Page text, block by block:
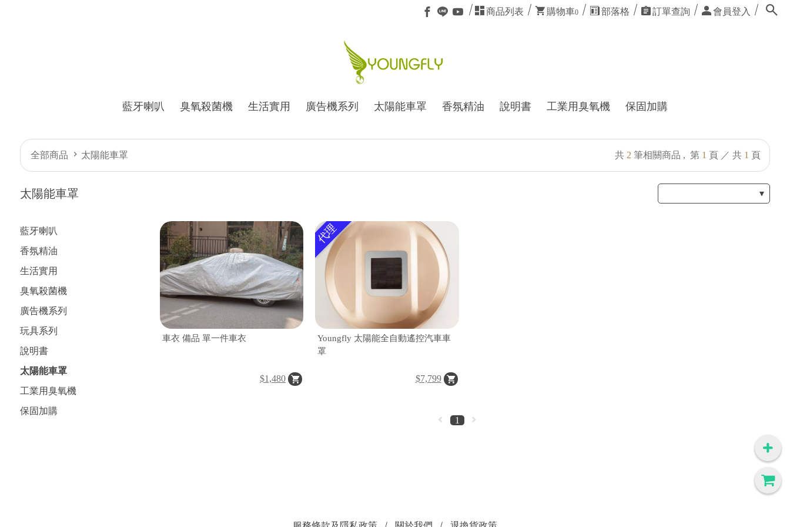
商品列表 購物車0 部落格 訂單查詢 會員登入
藍牙喇叭 臭氧殺菌機 生活實用 廣告機系列 太陽能車罩 香氛精油 說明書 工業用臭氧機 保固加購
全部商品 太陽能車罩 共 2 筆相關商品 , 第 1 頁 ／ 共 1 頁
太陽能車罩
藍牙喇叭
香氛精油
生活實用
臭氧殺菌機
廣告機系列
玩具系列
說明書
太陽能車罩
工業用臭氧機
保固加購
車衣 備品 單一件車衣
$1,480
代理
Youngfly 太陽能全自動遙控汽車車
罩
$7,799
1